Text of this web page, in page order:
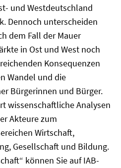
und Westdeutschland
Dennoch unterscheiden
dem Fall der Mauer
in Ost und West noch
Konsequenzen
Wandel und die
Bürgerinnen und Bürger.
wissenschaftliche Analysen
Akteure zum
Wirtschaft,
Gesellschaft und Bildung.
können Sie auf IAB-